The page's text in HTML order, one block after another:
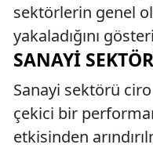
sektörlerin genel
yakaladığını
SANAYI
Sanayi sektörü
çekici bir
etkisinden